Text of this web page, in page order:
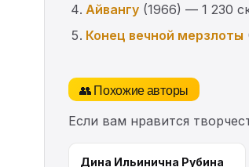
Айвангу (1966) — 1 230
Конец вечной мерзлоты
👥 Похожие авторы
Если вам нравится
Дина Ильинична Рубина